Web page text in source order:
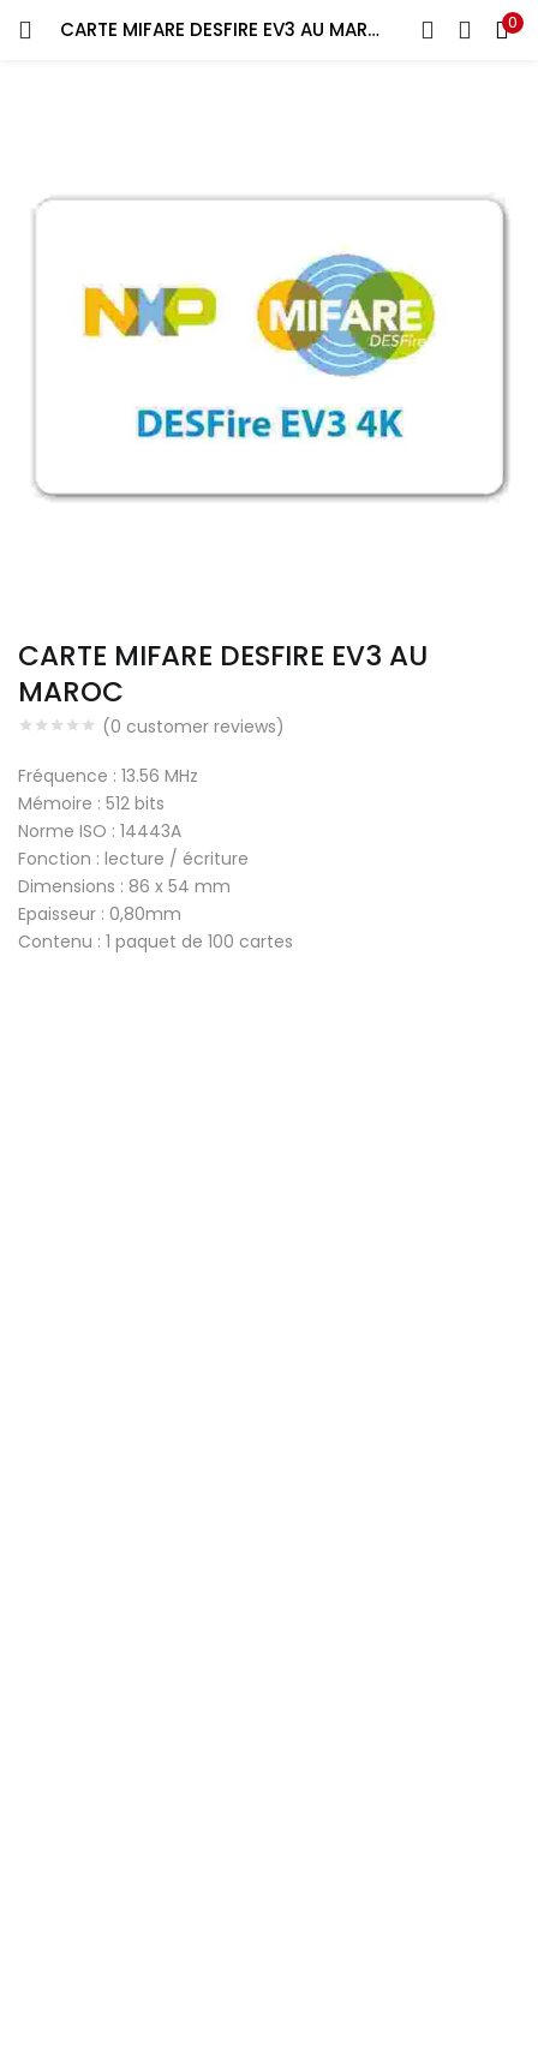
CARTE MIFARE DESFIRE EV3 AU MAROC 0
CARTE MIFARE DESFIRE EV3 AU
MAROC
(0 customer reviews)
Fréquence : 13.56 MHz
Mémoire : 512 bits
Norme ISO : 14443A
Fonction : lecture / écriture
Dimensions : 86 x 54 mm
Epaisseur : 0,80mm
Contenu : 1 paquet de 100 cartes